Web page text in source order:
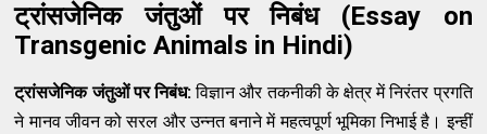
ट्रांसजेनिक जंतुओं पर निबंध (Essay on
Transgenic Animals in Hindi)
ट्रांसजेनिक जंतुओं पर निबंध:विज्ञान और तकनीकी के क्षेत्र में निरंतर प्रगति
ने मानव जीवन को सरल और उन्नत बनाने में महत्वपूर्ण भूमिका निभाई है। इन्हीं